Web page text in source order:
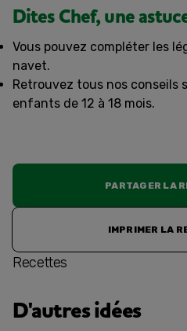
Dites Chef, une
Vous pouvez compléter les
navet.
Retrouvez tous nos conseils
enfants de 12 à 18 mois.
PARTAGER LA
IMPRIMER LA
Recettes
D'autres idées